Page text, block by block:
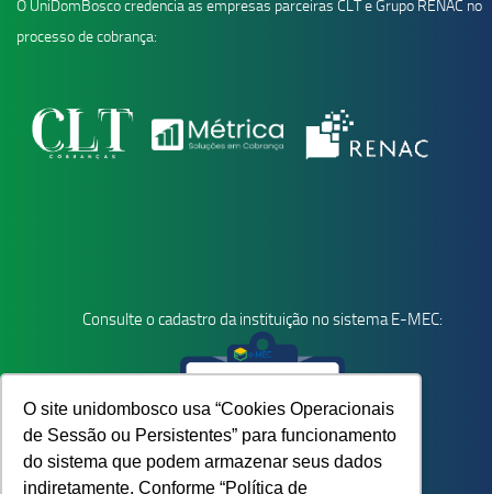
O site unidombosco usa “Cookies Operacionais
de Sessão ou Persistentes” para funcionamento
do sistema que podem armazenar seus dados
indiretamente. Conforme “Política de
O UniDomBosco credencia as empresas parceiras CLT e Grupo RENAC no
processo de cobrança:
Consulte o cadastro da instituição no sistema E-MEC: